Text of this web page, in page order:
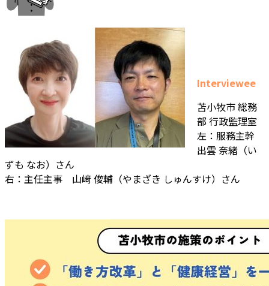
Interviewee
苫小牧市 総務
部 行政監理室
左：服務主幹
出雲 奈緒（い
ずも なお）さん
右：主任主事 山﨑 俊輔（やまざき しゅんすけ）さん